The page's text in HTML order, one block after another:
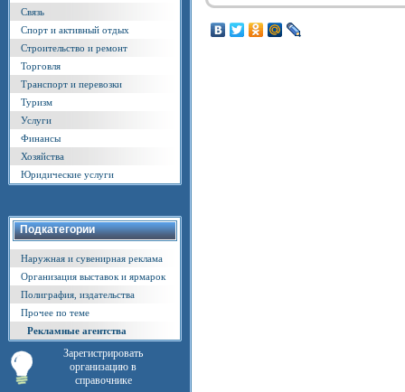
Связь
Спорт и активный отдых
Строительство и ремонт
Торговля
Транспорт и перевозки
Туризм
Услуги
Финансы
Хозяйства
Юридические услуги
Подкатегории
Наружная и сувенирная реклама
Организация выставок и ярмарок
Полиграфия, издательства
Прочее по теме
Рекламные агентства
Зарегистрировать
организацию в
справочнике